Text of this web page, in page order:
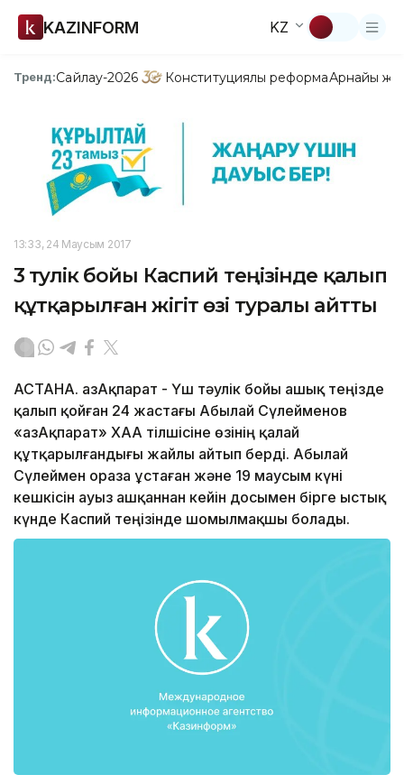
KAZINFORM KZ
Тренд:Сайлау-2026 Конституциялық реформаАрнайы
13:33, 24 Маусым 2017
3 тәулік бойы Каспий теңізінде қалып
құтқарылған жігіт өзі туралы айтты
АСТАНА. ҚазАқпарат - Үш тәулік бойы ашық теңізде
қалып қойған 24 жастағы Абылай Сүлейменов
«ҚазАқпарат» ХАА тілшісіне өзінің қалай
құтқарылғандығы жайлы айтып берді. Абылай
Сүлеймен ораза ұстаған және 19 маусым күні
кешкісін ауыз ашқаннан кейін досымен бірге ыстық
күнде Каспий теңізінде шомылмақшы болады.